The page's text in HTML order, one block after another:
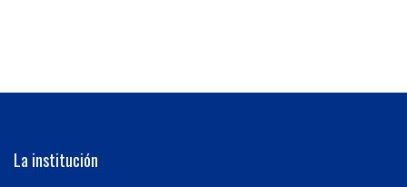
La institución